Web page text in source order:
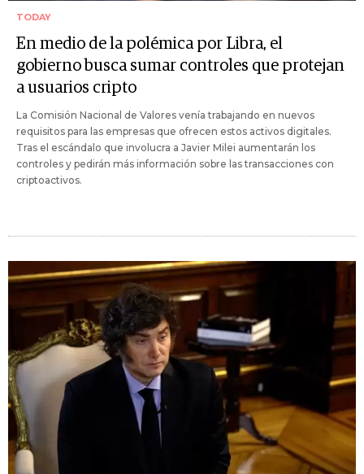
TODAY
En medio de la polémica por Libra, el
gobierno busca sumar controles que protejan
a usuarios cripto
La Comisión Nacional de Valores venía trabajando en nuevos
requisitos para las empresas que ofrecen estos activos digitales.
Tras el escándalo que involucra a Javier Milei aumentarán los
controles y pedirán más información sobre las transacciones con
criptoactivos.